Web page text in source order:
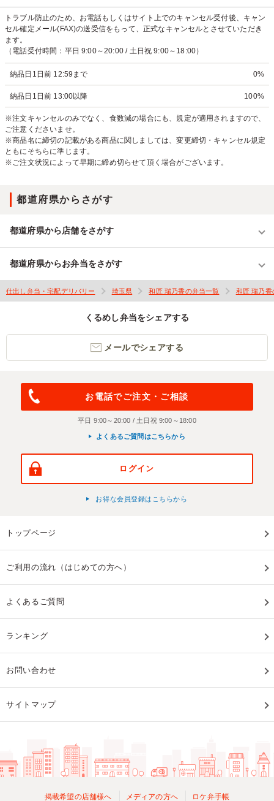
トラブル防止のため、お電話もしくはサイト上でのキャンセル受付後、キャン
セル確定メール(FAX)の送受信をもって、正式なキャンセルとさせていただき
ます。
（電話受付時間：平日 9:00～20:00 / 土日祝 9:00～18:00）
納品日1日前 12:59まで 0%
納品日1日前 13:00以降 100%
※注文キャンセルのみでなく、食数減の場合にも、規定が適用されますので、
ご注意くださいませ。
※商品名に締切の記載がある商品に関しましては、変更締切・キャンセル規定
ともにそちらに準じます。
※ご注文状況によって早期に締め切らせて頂く場合がございます。
都道府県からさがす
都道府県から店舗をさがす
都道府県からお弁当をさがす
仕出し弁当・宅配デリバリー 埼玉県 和匠 瑞乃香の弁当一覧 和匠 瑞乃香
くるめし弁当をシェアする
メールでシェアする
お電話でご注文・ご相談
平日 9:00～20:00 / 土日祝 9:00～18:00
よくあるご質問はこちらから
ログイン
お得な会員登録はこちらから
トップページ
ご利用の流れ（はじめての方へ）
よくあるご質問
ランキング
お問い合わせ
サイトマップ
掲載希望の店舗様へ メディアの方へ ロケ弁手帳